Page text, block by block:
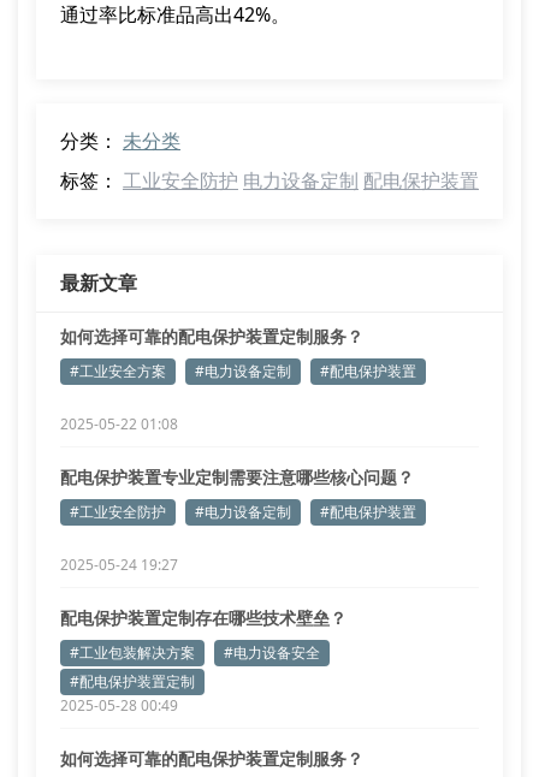
通过率比标准品高出42%。
分类： 未分类
标签： 工业安全防护 电力设备定制 配电保护装置
最新文章
如何选择可靠的配电保护装置定制服务？
#工业安全方案 #电力设备定制 #配电保护装置
2025-05-22 01:08
配电保护装置专业定制需要注意哪些核心问题？
#工业安全防护 #电力设备定制 #配电保护装置
2025-05-24 19:27
配电保护装置定制存在哪些技术壁垒？
#工业包装解决方案
#电力设备安全
#配电保护装置定制
2025-05-28 00:49
如何选择可靠的配电保护装置定制服务？